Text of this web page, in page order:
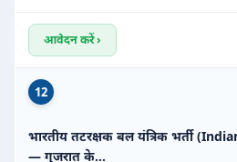
आवेदन करें ›
12
भारतीय तटरक्षक बल यंत्रिक भर्ती
— गुजरात के…